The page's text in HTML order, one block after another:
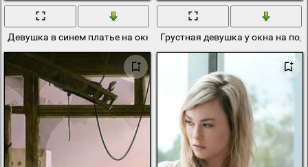
Девушка в синем платье на окне Грустная девушка у окна на